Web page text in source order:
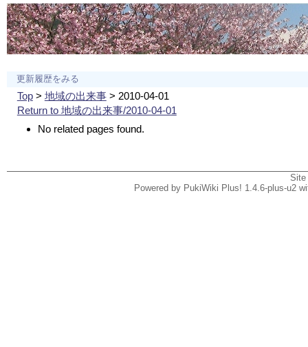
更新履歴をみる
Top> 地域の出来事> 2010-04-01
Return to 地域の出来事/2010-04-01
No related pages found.
Powered by PukiWiki Plus! 1.4.6-plus-u2